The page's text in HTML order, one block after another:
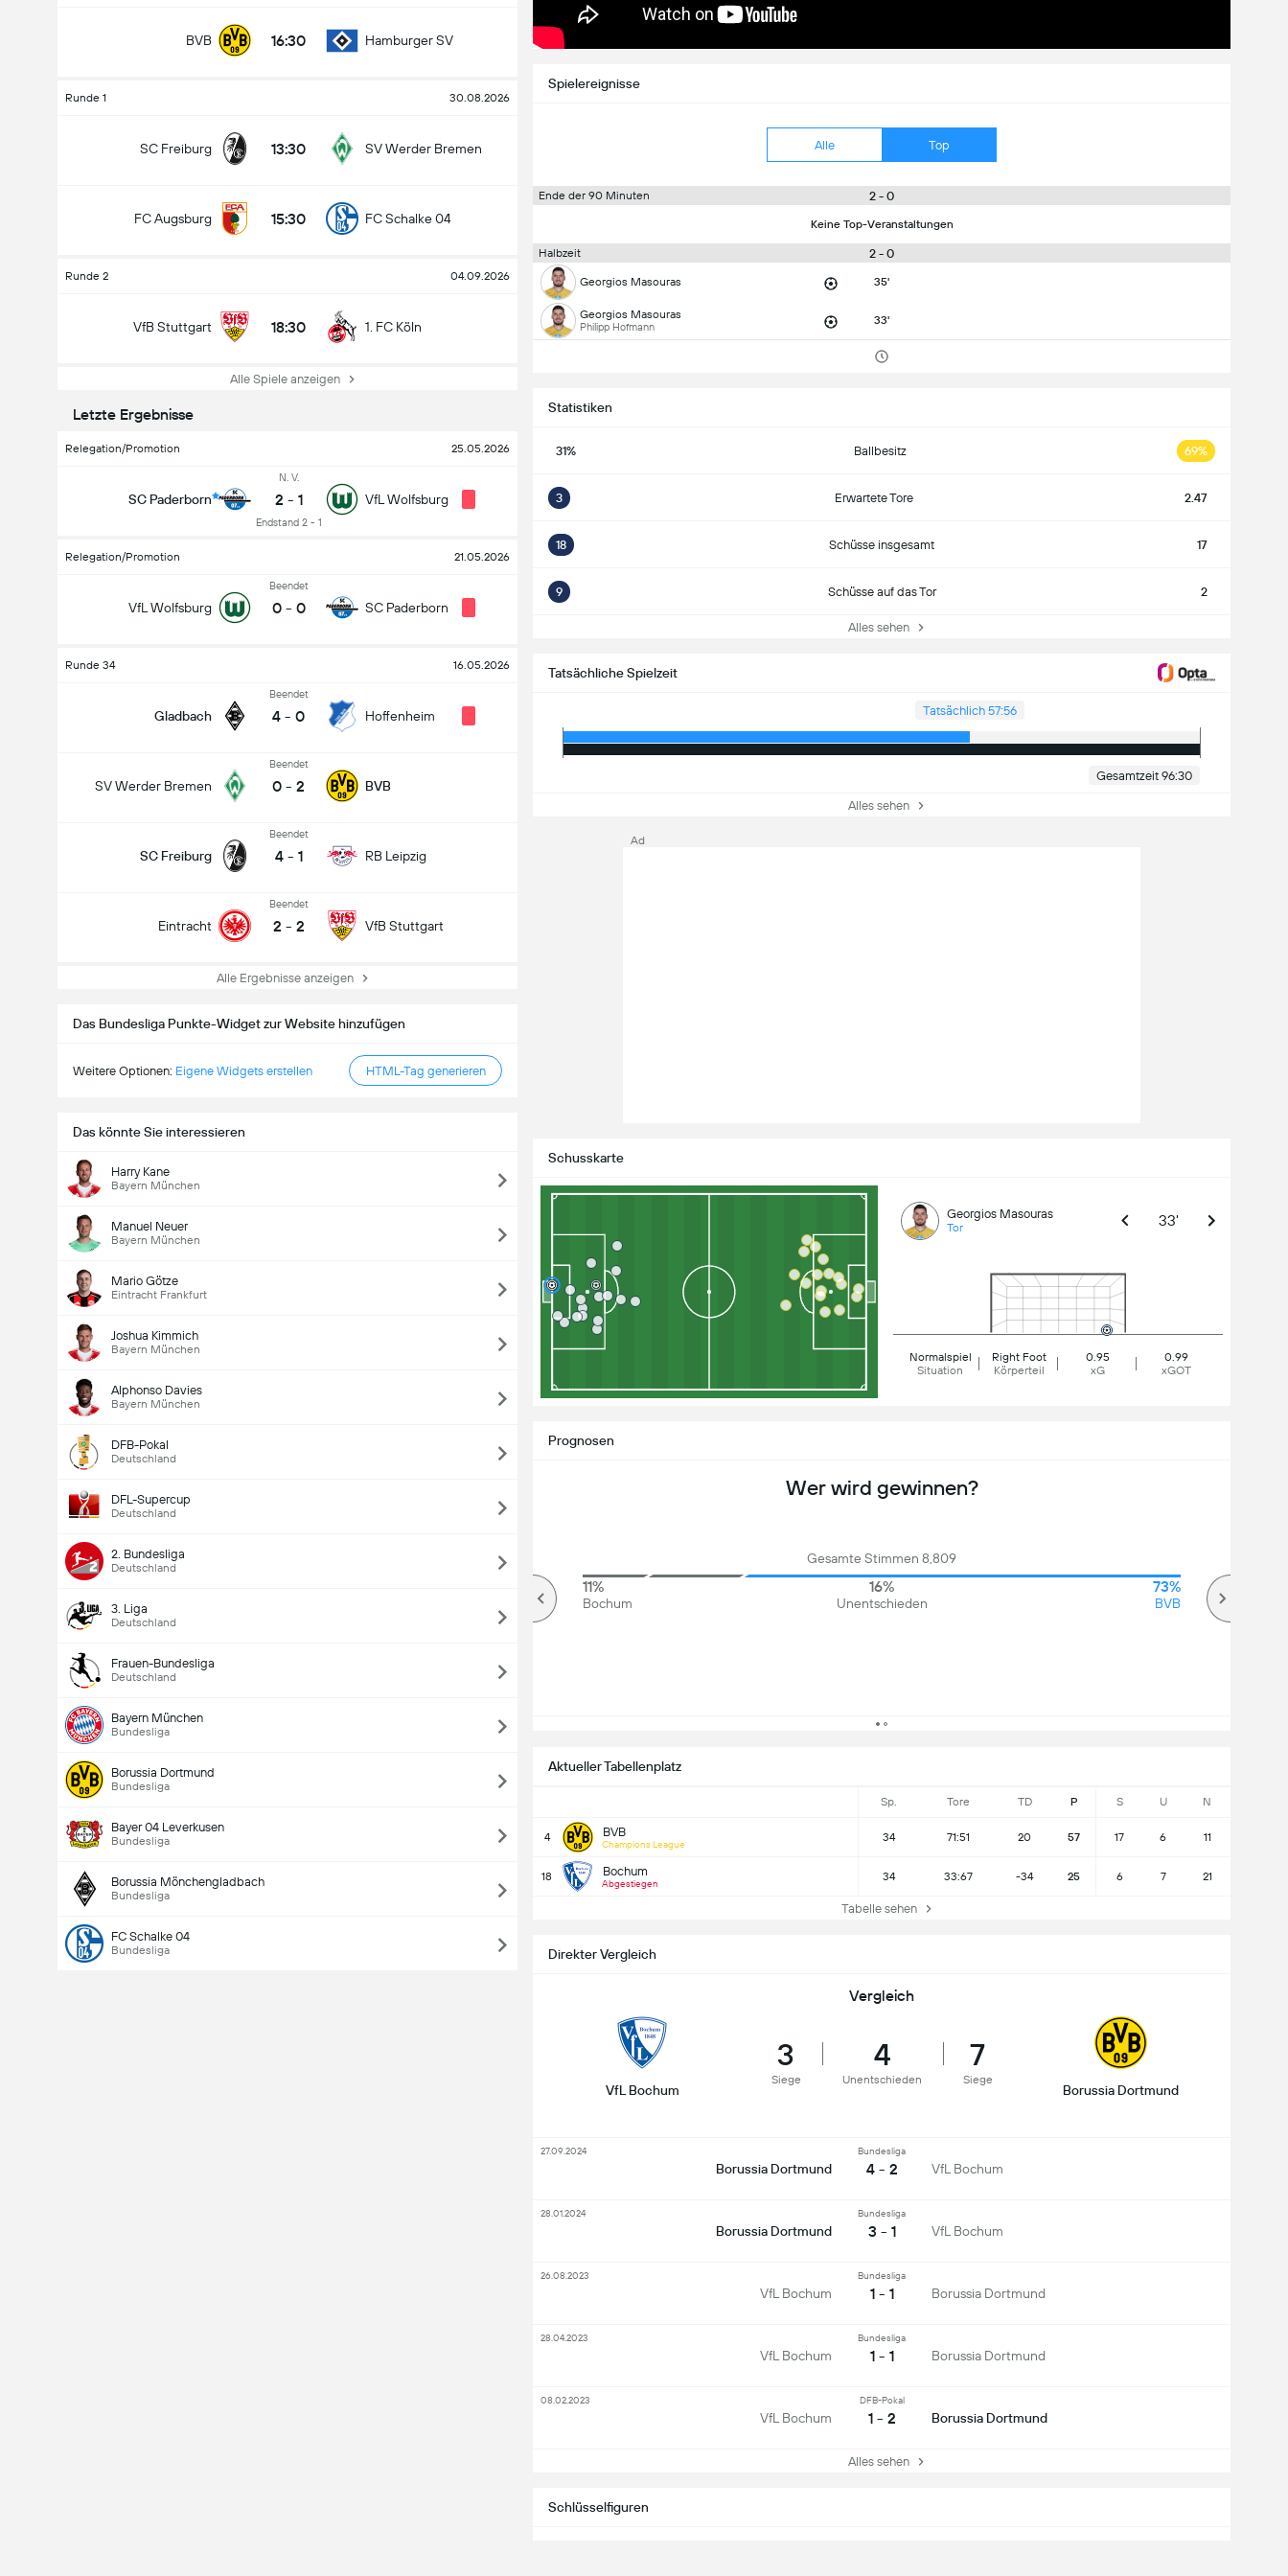
BVB 16:30 Hamburger SV
Runde 1 30.08.2026
SC Freiburg 13:30 SV Werder Bremen
FC Augsburg 15:30 FC Schalke 04
Runde 2 04.09.2026
VfB Stuttgart 18:30 1. FC Köln
Alle Spiele anzeigen
Letzte Ergebnisse
Relegation/Promotion 25.05.2026
SC Paderborn
N. V.
2 - 1
Endstand 2 - 1
VfL Wolfsburg
Relegation/Promotion 21.05.2026
VfL Wolfsburg
Beendet
0 - 0 SC Paderborn
Runde 34 16.05.2026
Gladbach
Beendet
4 - 0 Hoffenheim
SV Werder Bremen
Beendet
0 - 2 BVB
SC Freiburg
Beendet
4 - 1 RB Leipzig
Eintracht
Beendet
2 - 2 VfB Stuttgart
Alle Ergebnisse anzeigen
Das Bundesliga Punkte-Widget zur Website hinzufügen
Weitere Optionen: Eigene Widgets erstellen HTML-Tag generieren
Das könnte Sie interessieren
Harry Kane
Bayern München
Manuel Neuer
Bayern München
Mario Götze
Eintracht Frankfurt
Joshua Kimmich
Bayern München
Alphonso Davies
Bayern München
DFB-Pokal
Deutschland
DFL-Supercup
Deutschland
2. Bundesliga
Deutschland
3. Liga
Deutschland
Frauen-Bundesliga
Deutschland
Bayern München
Bundesliga
Borussia Dortmund
Bundesliga
Bayer 04 Leverkusen
Bundesliga
Borussia Mönchengladbach
Bundesliga
FC Schalke 04
Bundesliga
Spielereignisse
Alle Top
Ende der 90 Minuten 2 - 0
Keine Top-Veranstaltungen
Halbzeit 2 - 0
Georgios Masouras 35'
Georgios Masouras
Philipp Hofmann 33'
Schlüsselfiguren
Statistiken
31% Ballbesitz 69%
3 Erwartete Tore 2.47
18 Schüsse insgesamt 17
9 Schüsse auf das Tor 2
Alles sehen
Tatsächliche Spielzeit
Tatsächlich 57:56
Gesamtzeit 96:30
Alles sehen
Schusskarte
Georgios Masouras
Tor 33'
Normalspiel
Situation
Right Foot
Körperteil
0.95
xG
0.99
xGOT
Aktueller Tabellenplatz
Sp. Tore TD P S U N
4 BVB
Champions League
34 71:51 20 57 17 6 11
18 Bochum
Abgestiegen
34 33:67 -34 25 6 7 21
Tabelle sehen
Prognosen
Wer wird gewinnen?
Gesamte Stimmen 8,809
11%
Bochum
16%
Unentschieden
73%
BVB
Gesamtanzahl Tore im Spiel (2.5)
Gesamte Stimmen 577
Direkter Vergleich
Vergleich
VfL Bochum
3
Siege
4
Unentschieden
7
Siege
Borussia Dortmund
Borussia Dortmund
Bundesliga
4 - 2 VfL Bochum
27.09.2024
Borussia Dortmund
Bundesliga
3 - 1 VfL Bochum
28.01.2024
VfL Bochum
Bundesliga
1 - 1 Borussia Dortmund
26.08.2023
VfL Bochum
Bundesliga
1 - 1 Borussia Dortmund
28.04.2023
VfL Bochum
DFB-Pokal
1 - 2 Borussia Dortmund
08.02.2023
Alles sehen
Ad